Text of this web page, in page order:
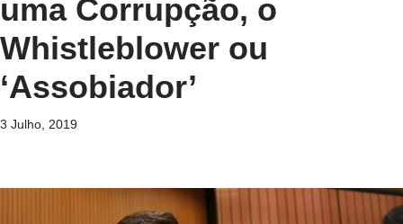
uma Corrupção, o
Whistleblower ou
‘Assobiador’
3 Julho, 2019